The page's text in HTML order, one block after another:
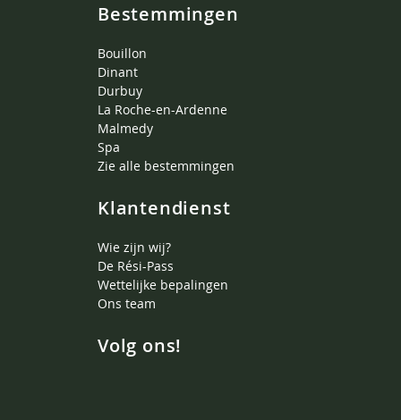
Bestemmingen
Bouillon
Dinant
Durbuy
La Roche-en-Ardenne
Malmedy
Spa
Zie alle bestemmingen
Klantendienst
Wie zijn wij?
De Rési-Pass
Wettelijke bepalingen
Ons team
Volg ons!